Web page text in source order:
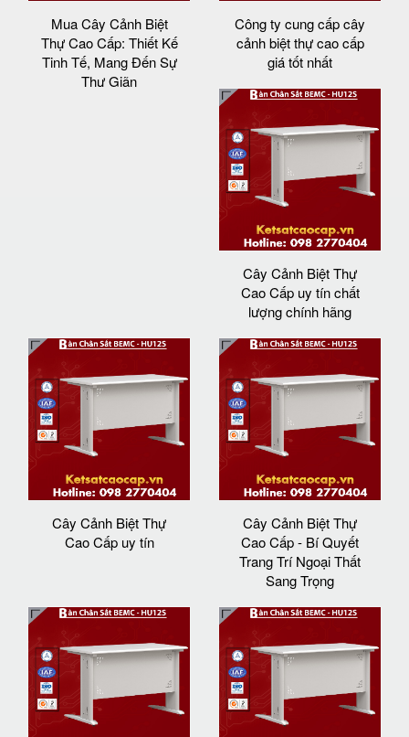
Mua Cây Cảnh Biệt
Thự Cao Cấp: Thiết Kế
Tinh Tế, Mang Đến Sự
Thư Giãn
Công ty cung cấp cây
cảnh biệt thự cao cấp
giá tốt nhất
Cây Cảnh Biệt Thự
Cao Cấp uy tín chất
lượng chính hãng
Cây Cảnh Biệt Thự
Cao Cấp uy tín
Cây Cảnh Biệt Thự
Cao Cấp - Bí Quyết
Trang Trí Ngoại Thất
Sang Trọng